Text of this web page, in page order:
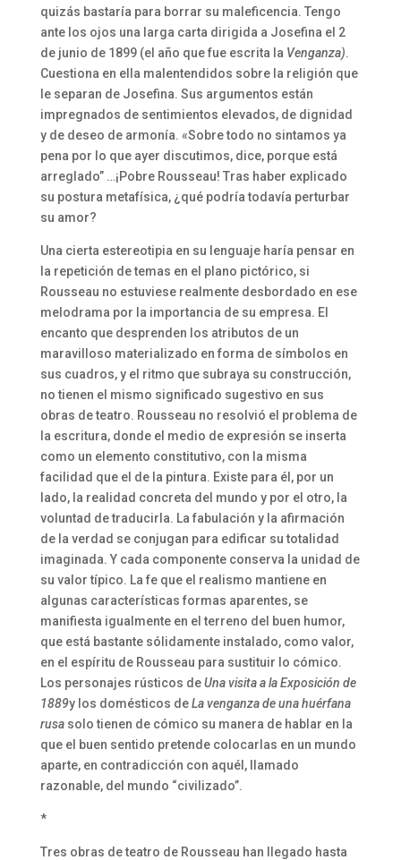
quizás bastaría para borrar su maleficencia. Tengo
ante los ojos una larga carta dirigida a Josefina el 2
de junio de 1899 (el año que fue escrita la Venganza).
Cuestiona en ella malentendidos sobre la religión que
le separan de Josefina. Sus argumentos están
impregnados de sentimientos elevados, de dignidad
y de deseo de armonía. «Sobre todo no sintamos ya
pena por lo que ayer discutimos, dice, porque está
arreglado” …¡Pobre Rousseau! Tras haber explicado
su postura metafísica, ¿qué podría todavía perturbar
su amor?
Una cierta estereotipia en su lenguaje haría pensar en
la repetición de temas en el plano pictórico, si
Rousseau no estuviese realmente desbordado en ese
melodrama por la importancia de su empresa. El
encanto que desprenden los atributos de un
maravilloso materializado en forma de símbolos en
sus cuadros, y el ritmo que subraya su construcción,
no tienen el mismo significado sugestivo en sus
obras de teatro. Rousseau no resolvió el problema de
la escritura, donde el medio de expresión se inserta
como un elemento constitutivo, con la misma
facilidad que el de la pintura. Existe para él, por un
lado, la realidad concreta del mundo y por el otro, la
voluntad de traducirla. La fabulación y la afirmación
de la verdad se conjugan para edificar su totalidad
imaginada. Y cada componente conserva la unidad de
su valor típico. La fe que el realismo mantiene en
algunas características formas aparentes, se
manifiesta igualmente en el terreno del buen humor,
que está bastante sólidamente instalado, como valor,
en el espíritu de Rousseau para sustituir lo cómico.
Los personajes rústicos deUna visita a la Exposición de
1889y los domésticos deLa venganza de una huérfana
rusasolo tienen de cómico su manera de hablar en la
que el buen sentido pretende colocarlas en un mundo
aparte, en contradicción con aquél, llamado
razonable, del mundo “civilizado”.
*
Tres obras de teatro de Rousseau han llegado hasta